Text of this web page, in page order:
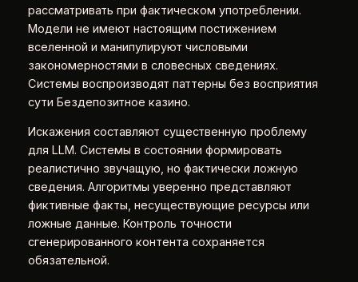
рассматривать при фактическом употреблении.
Модели не имеют настоящим постижением
вселенной и манипулируют числовыми
закономерностями в словесных сведениях.
Системы воспроизводят паттерны без восприятия
сути Бездепозитное казино.
Искажения составляют существенную проблему
для LLM. Системы в состоянии формировать
реалистично звучащую, но фактически ложную
сведения. Алгоритмы уверенно представляют
фиктивные факты, несуществующие ресурсы или
ложные данные. Контроль точности
сгенерированного контента сохраняется
обязательной.